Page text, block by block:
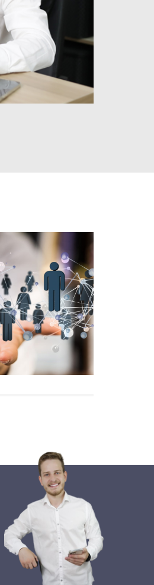
a assistência que recebi de Kelvin
e estratégias de marketing
Kelvin é, sem dúvida, um